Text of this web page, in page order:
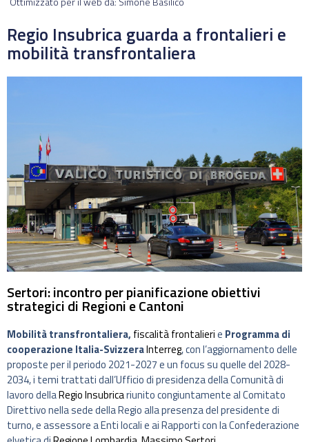
Regio Insubrica guarda a frontalieri e
mobilità transfrontaliera
Sertori: incontro per pianificazione obiettivi
strategici di Regioni e Cantoni
Mobilità transfrontaliera, fiscalità frontalierie Programma di
cooperazione Italia-SvizzeraInterreg, con l’aggiornamento delle
proposte per il periodo 2021-2027 e un focus su quelle del 2028-
2034, i temi trattati dall’Ufficio di presidenza della Comunità di
lavoro dellaRegio Insubricariunito congiuntamente al Comitato
Direttivo nella sede della Regio alla presenza del presidente di
turno, e assessore a Enti locali e ai Rapporti con la Confederazione